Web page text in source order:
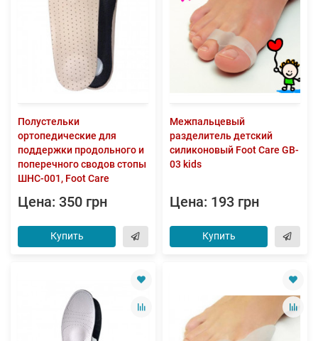
Полустельки
ортопедические для
поддержки продольного и
поперечного сводов стопы
ШНС-001, Foot Care
Цена: 350 грн
Купить
Межпальцевый
разделитель детский
силиконовый Foot Care GB-
03 kids
Цена: 193 грн
Купить